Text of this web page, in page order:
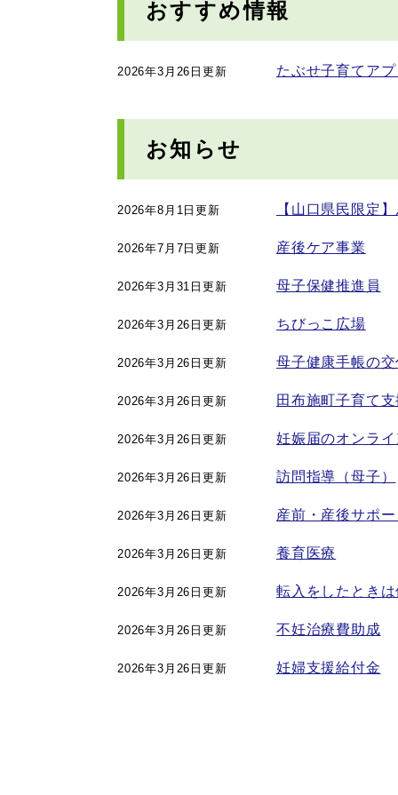
おすすめ情報
2026年3月26日更新 たぶせ子育てアプ
お知らせ
2026年8月1日更新 【山口県民限定
2026年7月7日更新 産後ケア事業
2026年3月31日更新 母子保健推進員
2026年3月26日更新 ちびっこ広場
2026年3月26日更新 母子健康手帳の交
2026年3月26日更新 田布施町子育て
2026年3月26日更新 妊娠届のオンラ
2026年3月26日更新 訪問指導（母子）
2026年3月26日更新 産前・産後サポ
2026年3月26日更新 養育医療
2026年3月26日更新 転入をしたとき
2026年3月26日更新 不妊治療費助成
2026年3月26日更新 妊婦支援給付金